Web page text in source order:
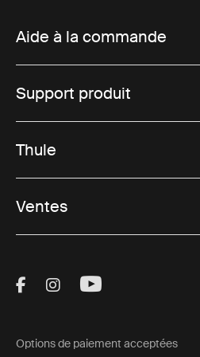
Aide à la commande
Support produit
Thule
Ventes
Visit Thule on
Visit Thule on
Visit Thule
Options de paiement acceptées